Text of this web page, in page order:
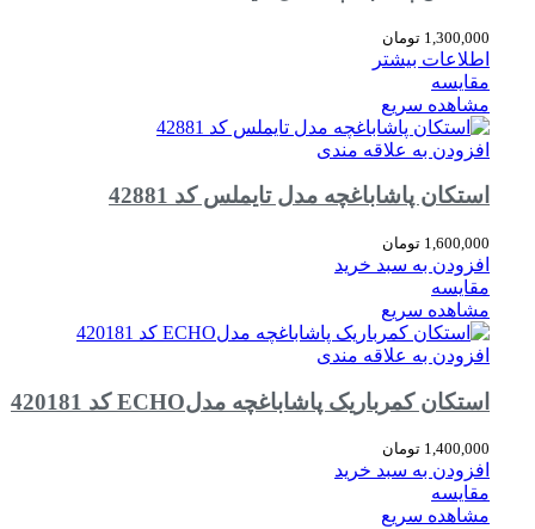
1,300,000 تومان
اطلاعات بیشتر
مقایسه
مشاهده سریع
افزودن به علاقه مندی
استکان پاشاباغچه مدل تایملس کد 42881
1,600,000 تومان
افزودن به سبد خرید
مقایسه
مشاهده سریع
افزودن به علاقه مندی
استکان کمرباریک پاشاباغچه مدلECHO کد 420181
1,400,000 تومان
افزودن به سبد خرید
مقایسه
مشاهده سریع